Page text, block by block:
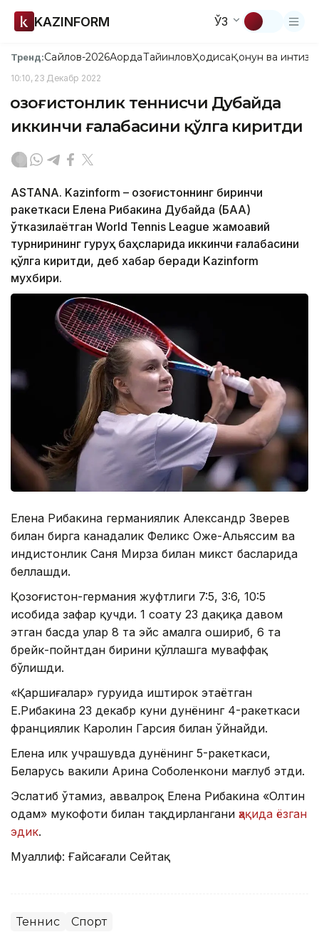
KAZINFORM ЎЗ
Тренд:Сайлов-2026АқордаТайинловҲодисаҚонун ва
10:10, 23 Декабр 2022
Қозоғистонлик теннисчи Дубайда
иккинчи ғалабасини қўлга киритди
ASTANA. Kazinform – Қозоғистоннинг биринчи
ракеткаси Елена Рибакина Дубайда (БАА)
ўтказилаётган World Tennis League жамоавий
турнирининг гуруҳ баҳсларида иккинчи ғалабасини
қўлга киритди, деб хабар беради Kazinform
мухбири.
Елена Рибакина германиялик Александр Зверев
билан бирга канадалик Феликс Оже-Альяссим ва
ҳиндистонлик Саня Мирза билан микст баҳсларида
беллашди.
Қозоғистон-германия жуфтлиги 7:5, 3:6, 10:5
ҳисобида зафар қучди. 1 соату 23 дақиқа давом
этган баҳсда улар 8 та эйс амалга ошириб, 6 та
брейк-пойнтдан бирини қўллашга муваффақ
бўлишди.
«Қаршиғалар» гуруҳида иштирок этаётган
Е.Рибакина 23 декабр куни дунёнинг 4-ракеткаси
франциялик Каролин Гарсия билан ўйнайди.
Елена илк учрашувда дунёнинг 5-ракеткаси,
Беларусь вакили Арина Соболенкони мағлуб этди.
Эслатиб ўтамиз, аввалроқ Елена Рибакина «Олтин
одам» мукофоти билан тақдирлангани ҳақида ёзган
эдик.
Муаллиф: Ғайсағали Сейтақ
Теннис Спорт